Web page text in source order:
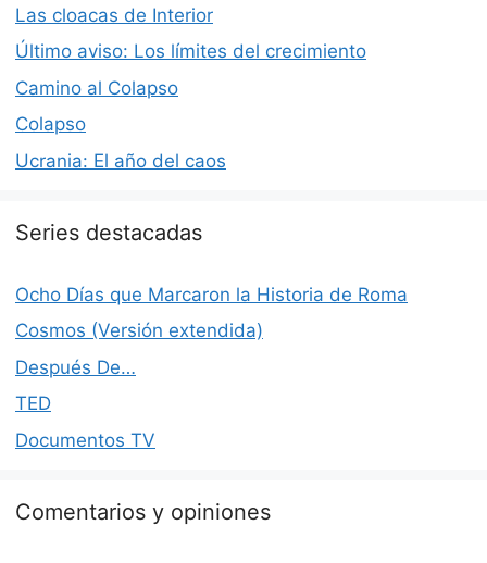
Las cloacas de Interior
Último aviso: Los límites del crecimiento
Camino al Colapso
Colapso
Ucrania: El año del caos
Series destacadas
Ocho Días que Marcaron la Historia de Roma
Cosmos (Versión extendida)
Después De…
TED
Documentos TV
Comentarios y opiniones